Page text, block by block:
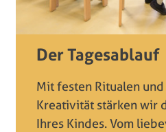
Der Tagesablauf
Mit festen Ritualen
Kreativität stärken wir
Ihres Kindes. Vom